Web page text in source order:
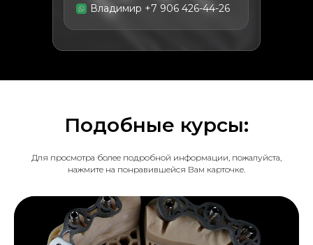
Владимир +7 906 426-44-26
Подобные курсы:
Для просмотра более подробной информации, пожалуйста,
нажмите на понравившейся Вам карточке.